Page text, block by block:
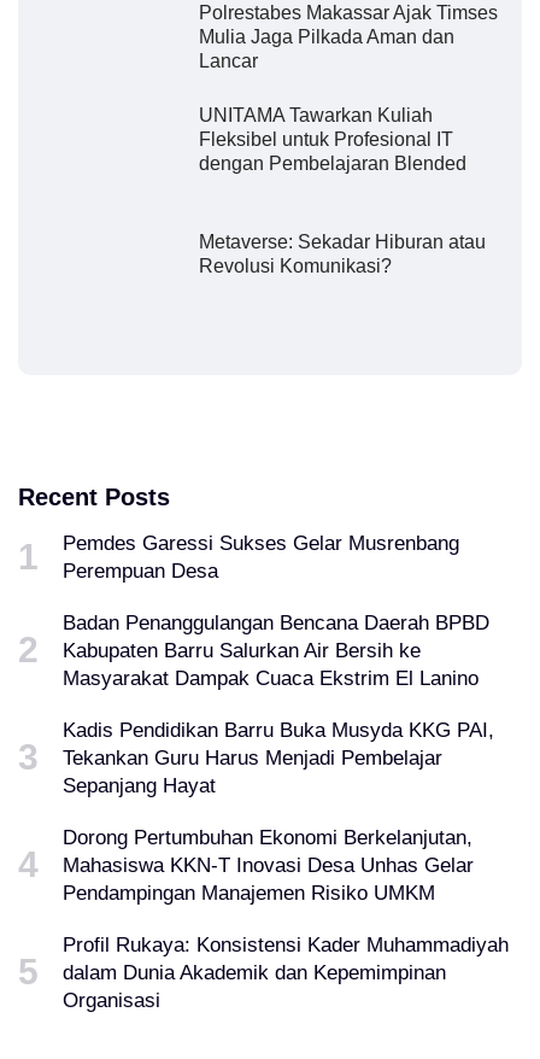
Polrestabes Makassar Ajak Timses
Mulia Jaga Pilkada Aman dan
Lancar
UNITAMA Tawarkan Kuliah
Fleksibel untuk Profesional IT
dengan Pembelajaran Blended
Metaverse: Sekadar Hiburan atau
Revolusi Komunikasi?
Recent Posts
Pemdes Garessi Sukses Gelar Musrenbang
Perempuan Desa
Badan Penanggulangan Bencana Daerah BPBD
Kabupaten Barru Salurkan Air Bersih ke
Masyarakat Dampak Cuaca Ekstrim El Lanino
Kadis Pendidikan Barru Buka Musyda KKG PAI,
Tekankan Guru Harus Menjadi Pembelajar
Sepanjang Hayat
Dorong Pertumbuhan Ekonomi Berkelanjutan,
Mahasiswa KKN-T Inovasi Desa Unhas Gelar
Pendampingan Manajemen Risiko UMKM
Profil Rukaya: Konsistensi Kader Muhammadiyah
dalam Dunia Akademik dan Kepemimpinan
Organisasi